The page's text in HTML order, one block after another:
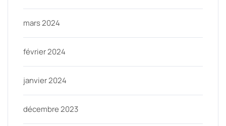
mars 2024
février 2024
janvier 2024
décembre 2023